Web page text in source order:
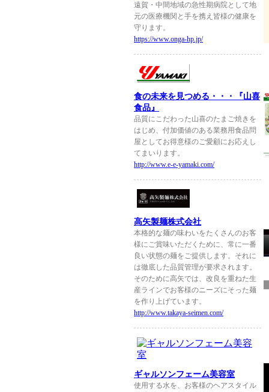
遠賀・中間地域の急性期病院として地
元の医療機関と手を携え皆様の健康を
守ります。
https://www.onga-hp.jp/
食の未来を見つめる・・・『山喜
食品』
品質にこだわった山喜のたまご焼きを
はじめ、付加価値のある業務用食品問
屋としてお得意様のご愛顧にお応えし
てまいります。
http://www.e-e-yamaki.com/
高矢製麺株式会社
本格的な麺の味わいをたくさんのお客
様にご賞味いただくために、常に一番
良い状態の麺をご提供します。それに
は徹底した品質管理が要求されます。
そのために高矢では、改良を重ねた生
産ラインでお客様のニーズにそった麺
を作り上げています。
http://www.takaya-seimen.com/
ギャルソンフェーム美容室
使用する水を、お客様のヘアスタイル